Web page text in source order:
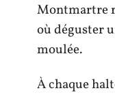
Montmartre
où déguster
moulée.
À chaque